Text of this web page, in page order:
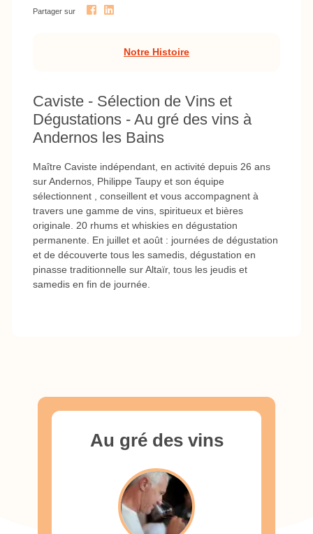
Partager sur
Notre Histoire
Caviste - Sélection de Vins et
Dégustations - Au gré des vins à
Andernos les Bains
Maître Caviste indépendant, en activité depuis 26 ans
sur Andernos, Philippe Taupy et son équipe
sélectionnent , conseillent et vous accompagnent à
travers une gamme de vins, spiritueux et bières
originale. 20 rhums et whiskies en dégustation
permanente. En juillet et août : journées de dégustation
et de découverte tous les samedis, dégustation en
pinasse traditionnelle sur Altaïr, tous les jeudis et
samedis en fin de journée.
Au gré des vins